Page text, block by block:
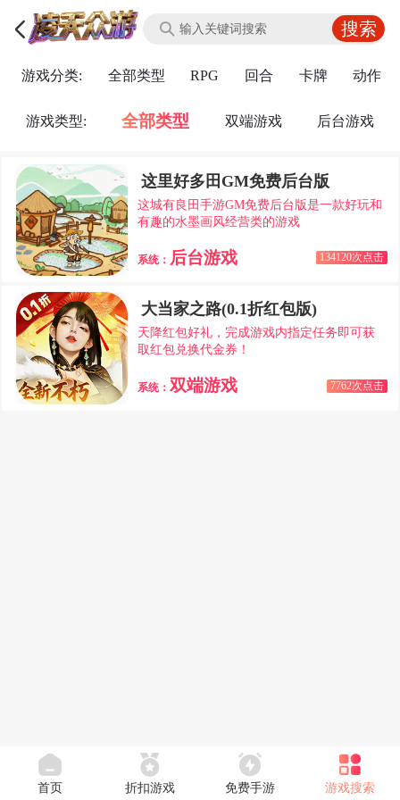
游戏分类: 全部类型 RPG 回合 卡牌 动作
游戏类型: 全部类型 双端游戏 后台游戏
这里好多田GM免费后台版
这城有良田手游GM免费后台版是一款好玩和
有趣的水墨画风经营类的游戏
系统： 后台游戏 134120次点击
大当家之路(0.1折红包版)
天降红包好礼，完成游戏内指定任务即可获
取红包兑换代金券！
系统：双端游戏 7762次点击
首页 折扣游戏 免费手游 游戏搜索